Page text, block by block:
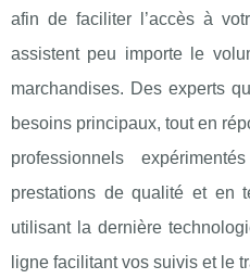
afin de faciliter l’accès à
assistent peu importe le
marchandises. Des experts
besoins principaux, tout en
professionnels
prestations de qualité et en
utilisant la dernière
ligne facilitant vos suivis et le